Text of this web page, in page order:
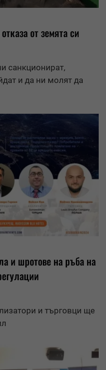
от земята си
санкционират,
и да ни молят да
и шротове на ръба на
и търговци ще